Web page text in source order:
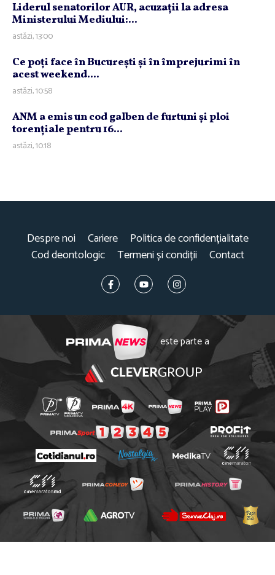
Liderul senatorilor AUR, acuzaţii la adresa
Ministerului Mediului:...
astăzi, 13:00
Ce poţi face în Bucureşti şi în împrejurimi în
acest weekend....
astăzi, 10:58
ANM a emis un cod galben de furtuni şi ploi
torenţiale pentru 16...
astăzi, 10:18
Despre noi Cariere
Politica de confidențialitate
Cod deontologic
Termeni și condiții Contact
este parte a